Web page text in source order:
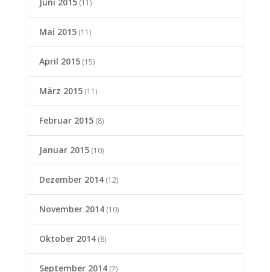
(11)
Mai 2015(11)
April 2015(15)
März 2015(11)
Februar 2015(8)
Januar 2015(10)
Dezember 2014(12)
November 2014(10)
Oktober 2014(8)
September 2014(7)